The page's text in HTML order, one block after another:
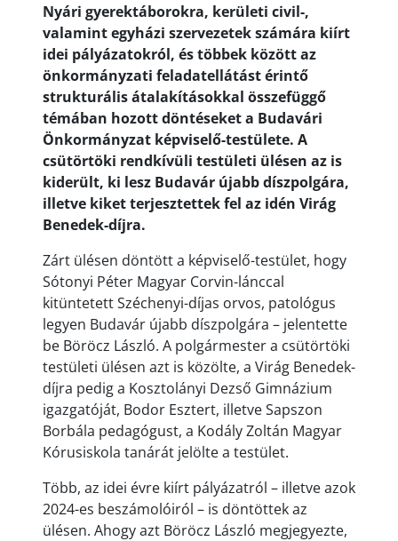
Nyári gyerektáborokra, kerületi civil-,
valamint egyházi szervezetek számára kiírt
idei pályázatokról, és többek között az
önkormányzati feladatellátást érintő
strukturális átalakításokkal összefüggő
témában hozott döntéseket a Budavári
Önkormányzat képviselő-testülete. A
csütörtöki rendkívüli testületi ülésen az is
kiderült, ki lesz Budavár újabb díszpolgára,
illetve kiket terjesztettek fel az idén Virág
Benedek-díjra.
Zárt ülésen döntött a képviselő-testület, hogy
Sótonyi Péter Magyar Corvin-lánccal
kitüntetett Széchenyi-díjas orvos, patológus
legyen Budavár újabb díszpolgára – jelentette
be Böröcz László. A polgármester a csütörtöki
testületi ülésen azt is közölte, a Virág Benedek-
díjra pedig a Kosztolányi Dezső Gimnázium
igazgatóját, Bodor Esztert, illetve Sapszon
Borbála pedagógust, a Kodály Zoltán Magyar
Kórusiskola tanárát jelölte a testület.
Több, az idei évre kiírt pályázatról – illetve azok
2024-es beszámolóiról – is döntöttek az
ülésen. Ahogy azt Böröcz László megjegyezte,